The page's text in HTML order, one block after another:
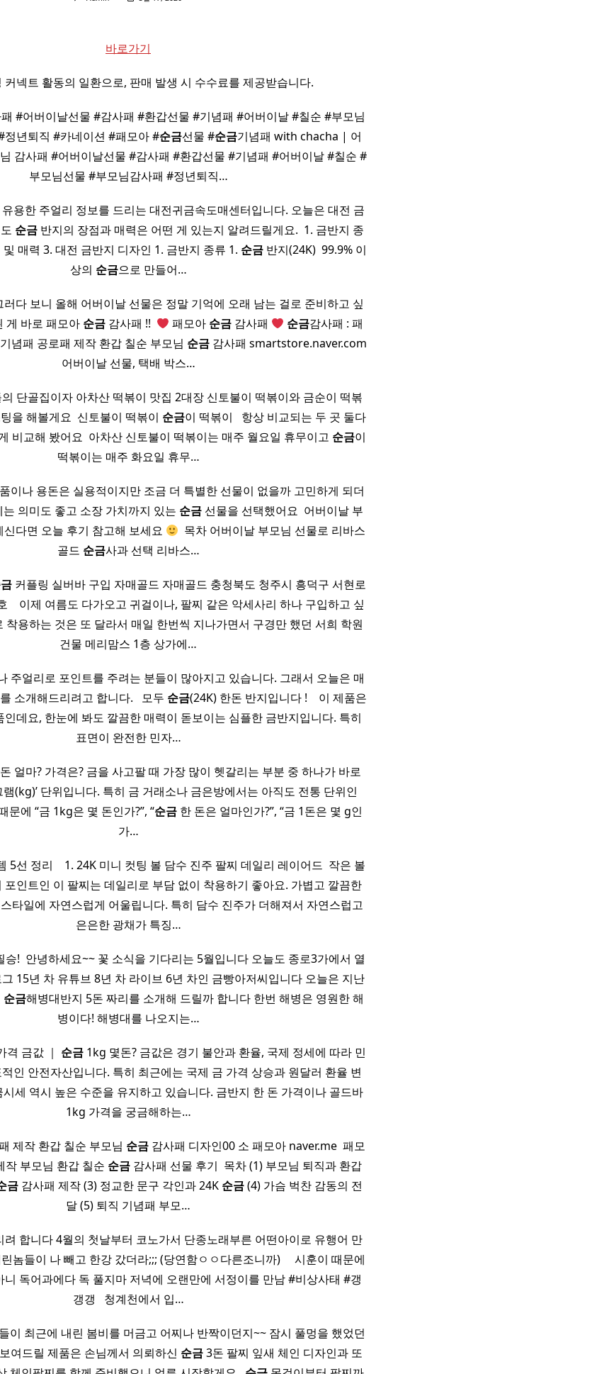
바로가기
커넥트 활동의 일환으로, 판매 발생 시 수수료를 제공받습니다.
#어버이날선물 #감사패 #환갑선물 #기념패 #어버이날 #칠순 #부모님
정년퇴직 #카네이션 #패모아 #순금선물 #순금기념패 with chacha | 어
감사패 #어버이날선물 #감사패 #환갑선물 #기념패 #어버이날 #칠순 #
부모님선물 #부모님감사패 #정년퇴직…
용한 주얼리 정보를 드리는 대전귀금속도매센터입니다. 오늘은 대전 금
순금반지의 장점과 매력은 어떤 게 있는지 알려드릴게요. ​ 1. 금반지 종
매력 3. 대전 금반지 디자인 1. 금반지 종류 1. 순금 반지(24K) ​ 99.9% 이
상의 순금으로 만들어…
러다 보니 올해 어버이날 선물은 정말 기억에 오래 남는 걸로 준비하고 싶
게 바로 패모아 순금감사패 !! ​ ‍ 패모아 순금 감사패 순금감사패 : 패
념패 공로패 제작 환갑 칠순 부모님 순금 감사패 smartstore.naver.com
어버이날 선물, 택배 박스…
단골집이자 아차산 떡볶이 맛집 2대장 신토불이 떡볶이와 금순이 떡볶
을 해볼게요 ​ 신토불이 떡볶이 순금이 떡볶이 ​ ​ 항상 비교되는 두 곳 둘다
비교해 봤어요 ​ 아차산 신토불이 떡볶이는 매주 월요일 휴무이고 순금이
떡볶이는 매주 화요일 휴무…
이나 용돈은 실용적이지만 조금 더 특별한 선물이 없을까 고민하게 되더
의미도 좋고 소장 가치까지 있는 순금 선물을 선택했어요 ​ 어버이날 부
다면 오늘 후기 참고해 보세요
​ 목차 어버이날 부모님 선물로 리바스
골드 순금사과 선택 리바스…
커플링 실버바 구입 자매골드 자매골드 충청북도 청주시 흥덕구 서현로
이제 여름도 다가오고 귀걸이나, 팔찌 같은 악세사리 하나 구입하고 싶
착용하는 것은 또 달라서 매일 한번씩 지나가면서 구경만 했던 서희 학원
건물 메리맘스 1층 상가에…
주얼리로 포인트를 주려는 분들이 많아지고 있습니다. 그래서 오늘은 매
소개해드리려고 합니다. ​ ​ 모두 순금(24K) 한돈 반지입니다 ! ​ ​ ​ 이 제품은
데요, 한눈에 봐도 깔끔한 매력이 돋보이는 심플한 금반지입니다. 특히
표면이 완전한 민자…
얼마? 가격은? 금을 사고팔 때 가장 많이 헷갈리는 부분 중 하나가 바로
그램(kg)’ 단위입니다. 특히 금 거래소나 금은방에서는 아직도 전통 단위인
문에 “금 1kg은 몇 돈인가?”, “순금한 돈은 얼마인가?”, “금 1돈은 몇 g인
가…
5선 정리 ​ ​ ​ 1. 24K 미니 컷팅 볼 담수 진주 팔찌 데일리 레이어드 ​ 작은 볼
포인트인 이 팔찌는 데일리로 부담 없이 착용하기 좋아요. 가볍고 깔끔한
타일에 자연스럽게 어울립니다. 특히 담수 진주가 더해져서 자연스럽고
은은한 광채가 특징…
승! ​ 안녕하세요~~ 꽃 소식을 기다리는 5월입니다 오늘도 종로3가에서 열
15년 차 유튜브 8년 차 라이브 6년 차인 금빵아저씨입니다 오늘은 지난
순금해병대반지 5돈 짜리를 소개해 드릴까 합니다 한번 해병은 영원한 해
병이다! 해병대를 나오지는…
격 금값 ｜ 순금 1kg 몇돈? 금값은 경기 불안과 환율, 국제 정세에 따라 민
인 안전자산입니다. 특히 최근에는 국제 금 가격 상승과 원달러 환율 변
세 역시 높은 수준을 유지하고 있습니다. 금반지 한 돈 가격이나 골드바
1kg 가격을 궁금해하는…
제작 환갑 칠순 부모님 순금 감사패 디자인00 소 패모아 naver.me ​ 패모
작 부모님 환갑 칠순 순금감사패 선물 후기 ​ 목차 (1) 부모님 퇴직과 환갑
금감사패 제작 (3) 정교한 문구 각인과 24K 순금(4) 가슴 벅찬 감동의 전
달 (5) 퇴직 기념패 부모…
려 합니다 4월의 첫날부터 코노가서 단종노래부른 어떤아이로 유행어 만
놈들이 나 빼고 한강 갔더라;;; (당연함ㅇㅇ다른조니까) ​ ​ ​ ​ 시훈이 때문에
니 독어과에다 독 풀지마 저녁에 오랜만에 서정이를 만남 #비상사태 #갱
갱갱 ​ ​ 청계천에서 입…
이 최근에 내린 봄비를 머금고 어찌나 반짝이던지~~ 잠시 풀멍을 했었던
여드릴 제품은 손님께서 의뢰하신 순금3돈 팔찌 잎새 체인 디자인과 또